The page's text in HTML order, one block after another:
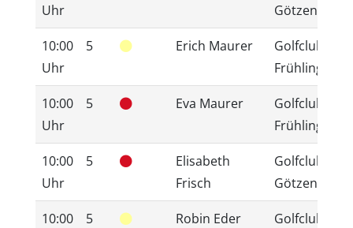
Uhr
Götzendorf
10:00
Uhr
5 Erich Maurer
Golfclub
Frühling
10:00
Uhr
5 Eva Maurer
Golfclub
Frühling
10:00
Uhr
5
Elisabeth
Frisch
Golfclub
Götzendorf
10:00
5 Robin Eder
Golfclub